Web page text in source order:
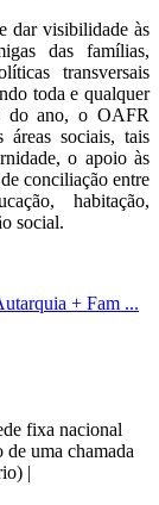
dar visibilidade às
das famílias,
transversais
toda e qualquer
do ano, o OAFR
sociais, tais
o apoio às
conciliação entre
habitação,
social.
fixa nacional
uma chamada
|